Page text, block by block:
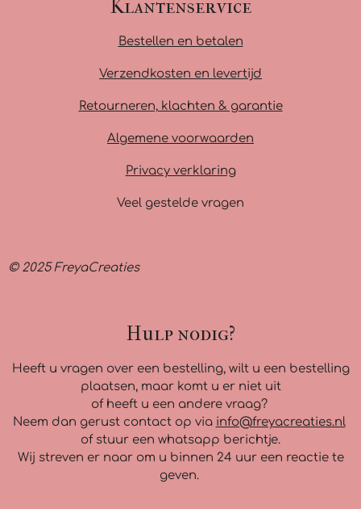
e
o
o
k
t
g
a
m
t
A
p
Klantenservice
Bestellen en betalen
Verzendkosten en levertijd
Retourneren, klachten & garantie
Algemene voorwaarden
Privacy verklaring
Veel gestelde vragen
© 2025 FreyaCreaties
Hulp nodig?
Heeft u vragen over een bestelling, wilt u een bestelling
plaatsen, maar komt u er niet uit
of heeft u een andere vraag?
Neem dan gerust contact op via info@freyacreaties.nl
of stuur een whatsapp berichtje.
Wij streven er naar om u binnen 24 uur een reactie te
geven.